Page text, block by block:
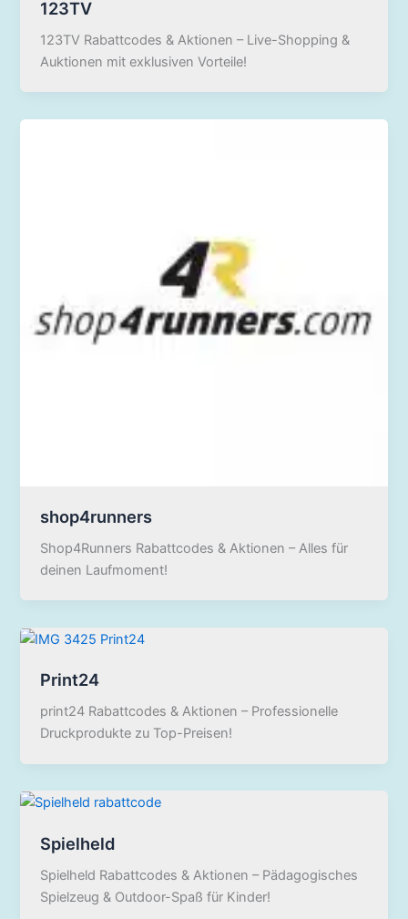
123TV
123TV Rabattcodes & Aktionen – Live-Shopping &
Auktionen mit exklusiven Vorteile!
shop4runners
Shop4Runners Rabattcodes & Aktionen – Alles für
deinen Laufmoment!
Print24
print24 Rabattcodes & Aktionen – Professionelle
Druckprodukte zu Top-Preisen!
Spielheld
Spielheld Rabattcodes & Aktionen – Pädagogisches
Spielzeug & Outdoor-Spaß für Kinder!